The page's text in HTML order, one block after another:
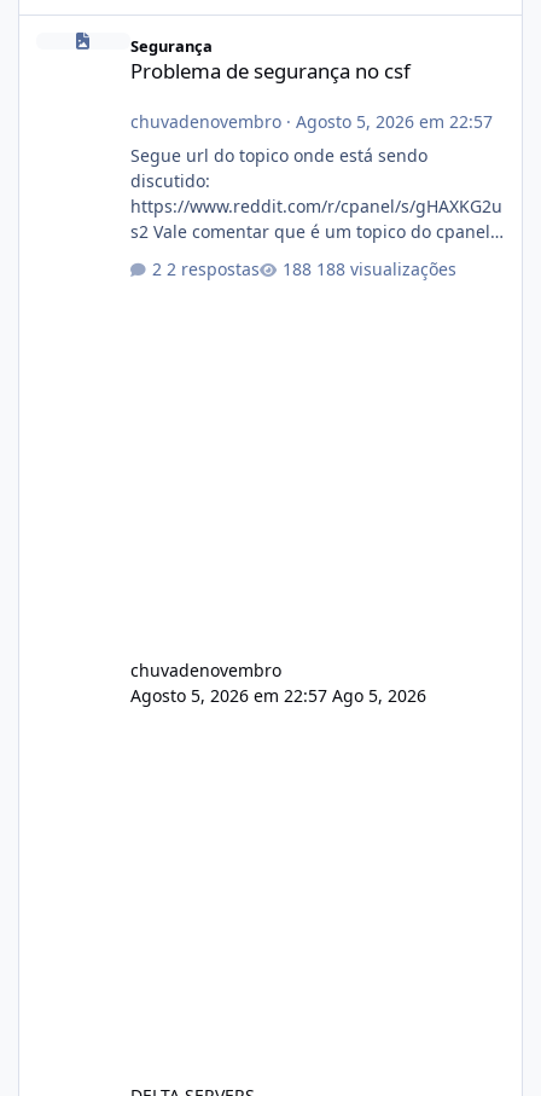
Segurança
Problema de segurança no csf
chuvadenovembro· Agosto 5, 2026 em 22:57
Segue url do topico onde está sendo
discutido:
https://www.reddit.com/r/cpanel/s/gHAXKG2u
s2 Vale comentar que é um topico do cpanel...
2 respostas 188 visualizações
chuvadenovembro
Agosto 5, 2026 em 22:57 Ago 5, 2026